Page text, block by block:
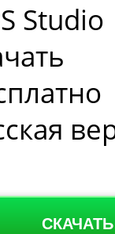
Studio
СКАЧАТЬ